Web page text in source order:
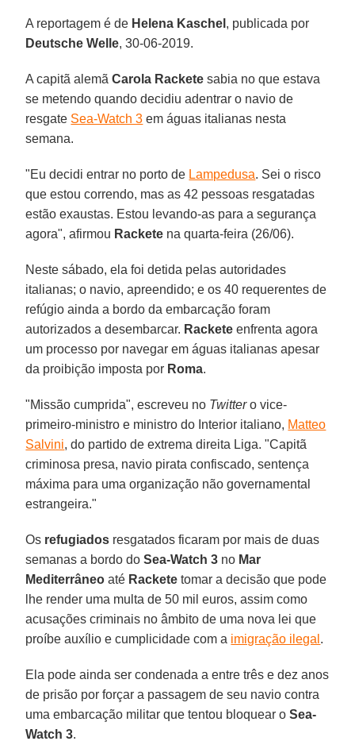
A reportagem é de Helena Kaschel , publicada por
Deutsche Welle, 30-06-2019.
A capitã alemãCarola Rackete sabia no que estava
se metendo quando decidiu adentrar o navio de
resgate Sea-Watch 3 em águas italianas nesta
semana.
"Eu decidi entrar no porto de Lampedusa. Sei o risco
que estou correndo, mas as 42 pessoas resgatadas
estão exaustas. Estou levando-as para a segurança
agora", afirmou Rackete na quarta-feira (26/06).
Neste sábado, ela foi detida pelas autoridades
italianas; o navio, apreendido; e os 40 requerentes de
refúgio ainda a bordo da embarcação foram
autorizados a desembarcar. Rackete enfrenta agora
um processo por navegar em águas italianas apesar
da proibição imposta por Roma.
"Missão cumprida", escreveu no Twittero vice-
primeiro-ministro e ministro do Interior italiano, Matteo
Salvini, do partido de extrema direita Liga. "Capitã
criminosa presa, navio pirata confiscado, sentença
máxima para uma organização não governamental
estrangeira."
Os refugiados resgatados ficaram por mais de duas
semanas a bordo doSea-Watch 3 no Mar
Mediterrâneo até Rackete tomar a decisão que pode
lhe render uma multa de 50 mil euros, assim como
acusações criminais no âmbito de uma nova lei que
proíbe auxílio e cumplicidade com a imigração ilegal .
Ela pode ainda ser condenada a entre três e dez anos
de prisão por forçar a passagem de seu navio contra
uma embarcação militar que tentou bloquear oSea-
Watch 3.